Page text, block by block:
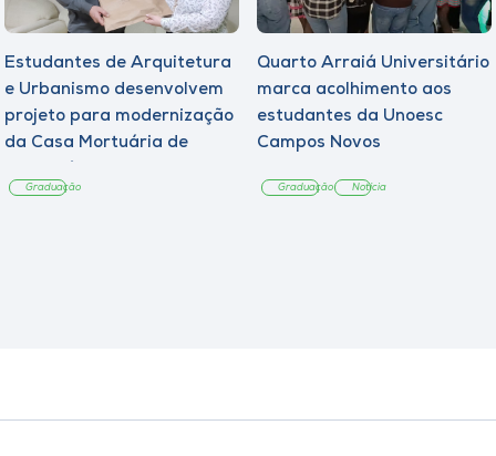
Estudantes de Arquitetura
e Urbanismo desenvolvem
projeto para modernização
da Casa Mortuária de
Graduação
Quarto Arraiá Universitário
marca acolhimento aos
estudantes da Unoesc
Campos Novos
Graduação Notícia